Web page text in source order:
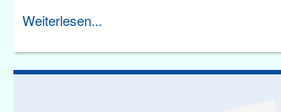
Weiterlesen...